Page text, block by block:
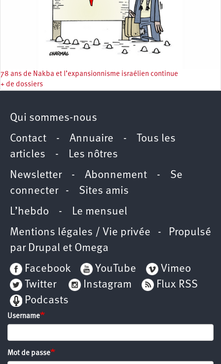
78 ans de Nakba et l’expansionnisme israélien continue
+ de dossiers
Qui sommes-nous
Contact - Annuaire -
Tous les
articles - Les nôtres
Newsletter- Abonnement - Se
connecter- Sites amis
L’hebdo - Le mensuel
Mentions légales / Vie privée - Propulsé
par Drupal et Omega
Facebook
YouTube
Vimeo
Twitter
Instagram
Flux RSS
Podcasts
Username
Mot de passe